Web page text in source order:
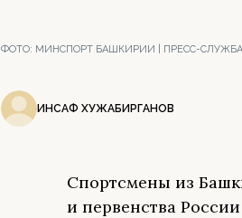
ФОТО: МИНСПОРТ БАШКИРИИ | ПРЕСС-СЛУЖБА
ИНСАФ ХУЖАБИРГАНОВ
Спортсмены из
и первенства